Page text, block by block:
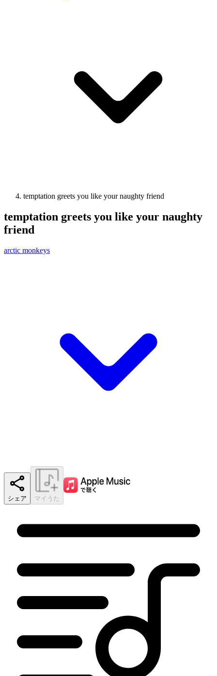
temptation greets you like your naughty friend
temptation greets you like your naughty
friend
arctic monkeys
シェア マイうた